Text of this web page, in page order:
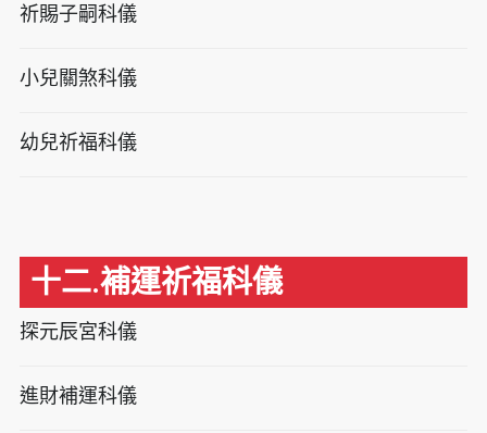
祈賜子嗣科儀
小兒關煞科儀
幼兒祈福科儀
十二.補運祈福科儀
探元辰宮科儀
進財補運科儀